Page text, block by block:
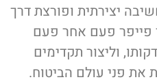
יצירתית ופורצת דרך
פייפר פעם אחר פעם
וליצור תקדימים
פני עולם הביטוח.